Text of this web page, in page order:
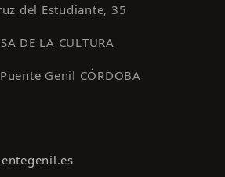
del Estudiante, 35
DE LA CULTURA
Genil CÓRDOBA